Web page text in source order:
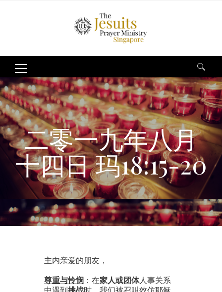
Search
for:
二零一九年八月
十四日 玛18:15-20
主内亲爱的朋友，
尊重与怜悯 ：在家人或团体人事关系